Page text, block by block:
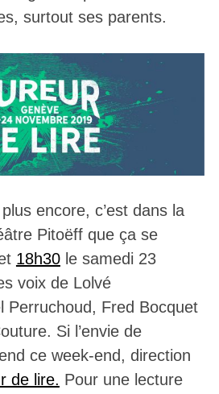
surtout ses parents.
encore, c’est dans la
Pitoëff que ça se
18h30le samedi 23
voix de Lolvé
Perruchoud, Fred Bocquet
Si l’envie de
ce week-end, direction
de lire. Pour une lecture